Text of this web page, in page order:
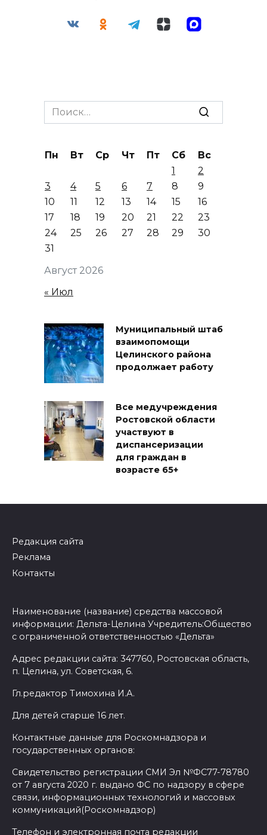
Search
for:
Август 2026
Пн Вт Ср Чт Пт Сб
Вс
1
2
3
4 5 6 7 8
9
10
11 12 13 14 15
16
17
18 19 20 21 22
23
24
25 26 27 28 29
30
31
« Июл
Муниципальный штаб
взаимопомощи
Целинского района
продолжает работу
Все медучреждения
Ростовской области
участвуют в
диспансеризации
для граждан в
возрасте 65+
Редакция сайта
Реклама
Контакты
Наименование (название) средства массовой
информации: Дельта-Целина Учредитель:Общество
с ограниченной ответственностью «Дельта»
Адрес редакции сайта: 347760, Ростовская область,
п. Целина, ул. Советская, 6.
Гл.редактор Тимохина И.А.
Для детей старше 16 лет.
Контактные данные для Роскомнадзора и
государственных органов:
Свидетельство регистрации СМИ Эл №ФС77-78780
от 7 августа 2020 г. выдано ФС по надзору в сфере
связи, информационных технологий и массовых
коммуникаций(Роскомнадзор)
Телефон и электронная почта редакции